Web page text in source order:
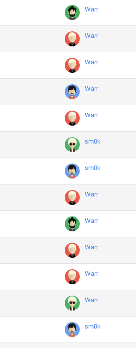
Warr
Warr
Warr
Warr
Warr
sm0k
sm0k
Warr
Warr
Warr
Warr
Warr
sm0k